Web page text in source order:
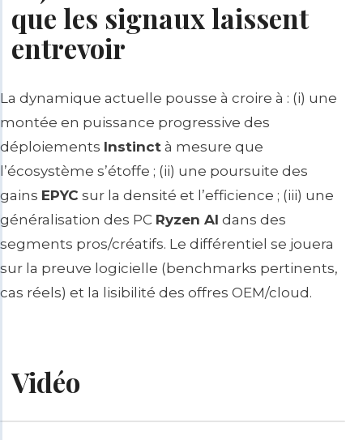
que les signaux laissent
entrevoir
La dynamique actuelle pousse à croire à : (i) une
montée en puissance progressive des
déploiements Instinct à mesure que
l’écosystème s’étoffe ; (ii) une poursuite des
gains EPYC sur la densité et l’efficience ; (iii) une
généralisation des PC Ryzen AI dans des
segments pros/créatifs. Le différentiel se jouera
sur la preuve logicielle (benchmarks pertinents,
cas réels) et la lisibilité des offres OEM/cloud.
Vidéo